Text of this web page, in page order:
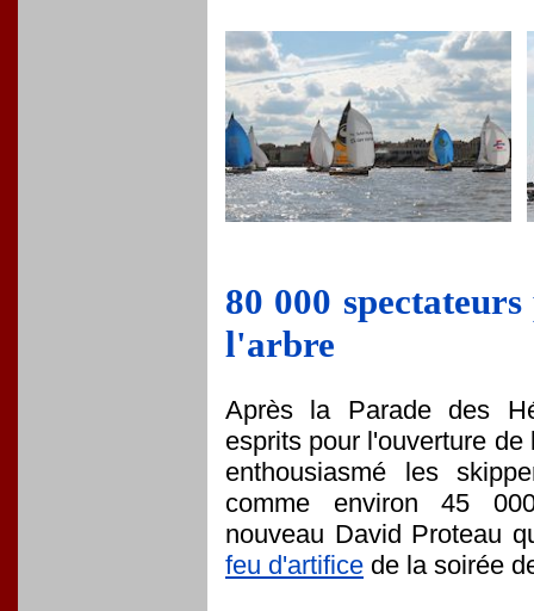
80 000
l'arbre
Après la Parade des
esprits pour l'ouverture
enthousiasmé les
comme environ 45
nouveau David Proteau
feu d'artifice de la soirée